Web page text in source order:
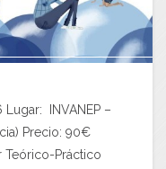
INVANEP –
Precio: 90€
Teórico-Práctico